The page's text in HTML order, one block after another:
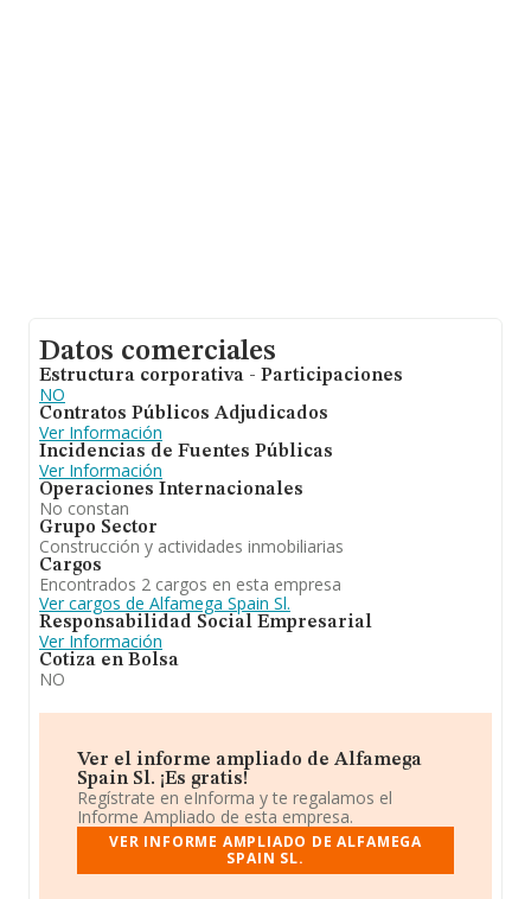
Datos comerciales
Estructura corporativa - Participaciones
NO
Contratos Públicos Adjudicados
Ver Información
Incidencias de Fuentes Públicas
Ver Información
Operaciones Internacionales
No constan
Grupo Sector
Construcción y actividades inmobiliarias
Cargos
Encontrados 2 cargos en esta empresa
Ver cargos de Alfamega Spain Sl.
Responsabilidad Social Empresarial
Ver Información
Cotiza en Bolsa
NO
Ver el informe ampliado de Alfamega
Spain Sl. ¡Es gratis!
Regístrate en eInforma y te regalamos el
Informe Ampliado de esta empresa.
VER INFORME AMPLIADO DE ALFAMEGA
SPAIN SL.